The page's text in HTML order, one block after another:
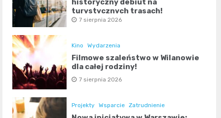
historyczny debiut na
turystycznych trasach!
7 sierpnia 2026
Kino Wydarzenia
Filmowe szaleństwo w Wilanowie
dla całej rodziny!
7 sierpnia 2026
Projekty Wsparcie Zatrudnienie